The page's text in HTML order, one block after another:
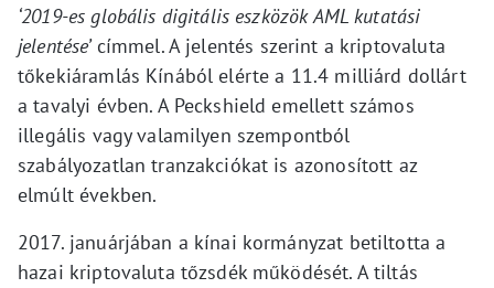
‘2019-es globális digitális eszközök AML kutatási
jelentése’címmel. A jelentés szerint a kriptovaluta
tőkekiáramlás Kínából elérte a 11.4 milliárd dollárt
a tavalyi évben. A Peckshield emellett számos
illegális vagy valamilyen szempontból
szabályozatlan tranzakciókat is azonosított az
elmúlt években.
2017. januárjában a kínai kormányzat betiltotta a
hazai kriptovaluta tőzsdék működését. A tiltás